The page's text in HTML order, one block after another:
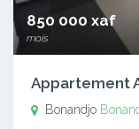
850 000 xaf
mois
Appartement
Bonandjo